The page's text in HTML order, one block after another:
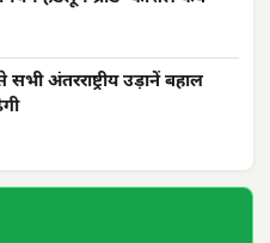
अंतरराष्ट्रीय उड़ानें बहाल